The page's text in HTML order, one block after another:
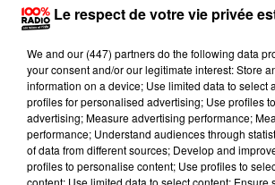
Le respect de votre vie privée
We and our (447) partnersdo the following data
your consent and/or our legitimate interest: Store
information on a device; Use limited data to select
profiles for personalised advertising; Use profiles
advertising; Measure advertising performance;
performance; Understand audiences through
of data from different sources; Develop and
profiles to personalise content; Use profiles to
content; Use limited data to select content; Ensure